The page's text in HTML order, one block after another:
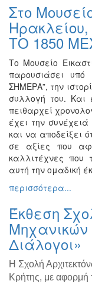
Ημερίδες
-
Διημερίδες
Σεμινάρια-
Διαλέξεις-
Ομιλίες
Διάφορες
Εκθέσεις
Εκδηλώσεις
για
Παιδιά
Άλλες
Εκδηλώσεις
ΤΟΠΟΣ
ΜΑΣ
Στο
ΤΟ 1850
Το Μουσείο
παρουσιάσει
ΣΗΜΕΡΑ”, την
συλλογή του. Και
πειθαρχεί
έχει την
και να αποδείξει
σε αξίες που
καλλιτέχνες που
αυτή την ομαδική
περισσότερα...
Έκθεση
Μηχανικών
Διάλογοι»
H Σχολή
Κρήτης, με αφορμή